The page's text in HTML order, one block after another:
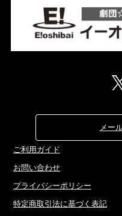
メー
ご利用ガイド
お問い合わせ
プライバシーポリシー
特定商取引法に基づく表記